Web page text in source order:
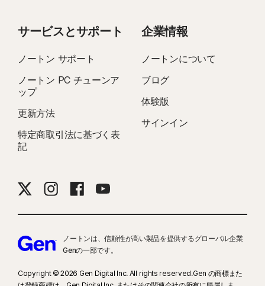
サービスとサポート
ノートン サポート
ノートン PC チューンア
ップ
更新方法
特定商取引法に基づく表
記
企業情報
ノートンについて
ブログ
体験版
サインイン
ノートンは、信頼性が高い製品を提供するグローバル企業
Genの一部です。
Copyright © 2026 Gen Digital Inc. All rights reserved.Gen の商標また